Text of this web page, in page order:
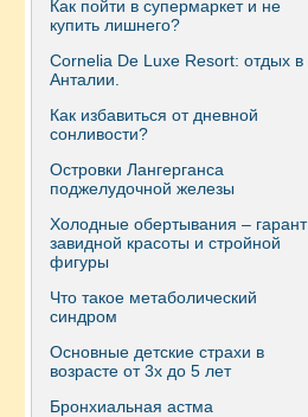
Как пойти в супермаркет и не
купить лишнего?
Сornelia De Luxe Resort: отдых в
Анталии.
Как избавиться от дневной
сонливости?
Островки Лангерганса
поджелудочной железы
Холодные обертывания – гарант
завидной красоты и стройной
фигуры
Что такое метаболический
синдром
Основные детские страхи в
возрасте от 3х до 5 лет
Бронхиальная астма